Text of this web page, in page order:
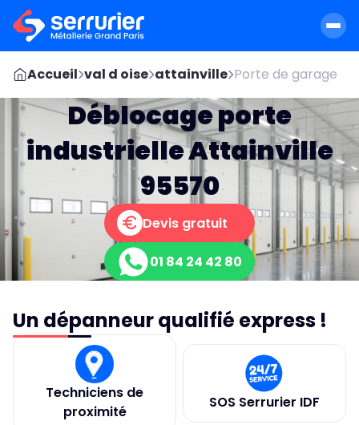
Accueil val d oise attainville Porte de garage
Déblocage porte
industrielle Attainville
95570
Devis gratuit
01 84 24 42 80
Un dépanneur qualifié express !
Techniciens de
proximité
SOS Serrurier IDF